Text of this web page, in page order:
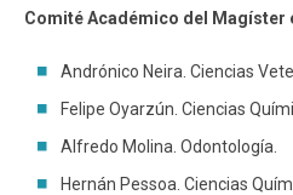
Estudiantes
Comité Académico del Magíster
Andrónico Neira. Ciencias
Felipe Oyarzún. Ciencias
Alfredo Molina. Odontología.
Hernán Pessoa. Ciencias